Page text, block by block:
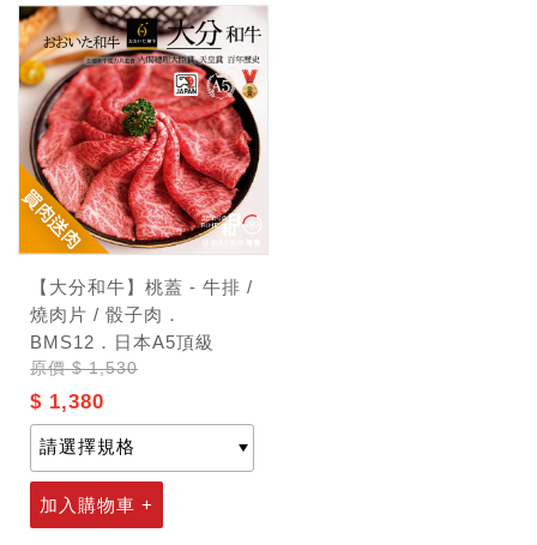
【大分和牛】桃蓋 - 牛排 /
燒肉片 / 骰子肉．
BMS12．日本A5頂級
原價$ 1,530
$ 1,380
加入購物車 +